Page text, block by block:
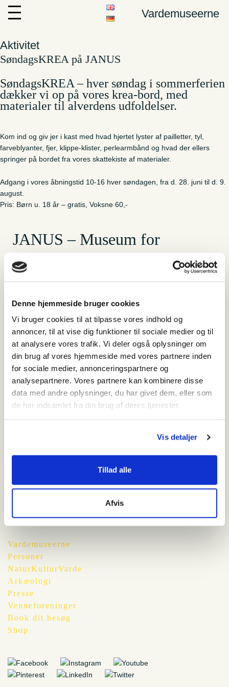
Denne hjemmeside bruger cookies
Vi bruger cookies til at tilpasse vores indhold og
annoncer, til at vise dig funktioner til sociale medier og til
at analysere vores trafik. Vi deler også oplysninger om
din brug af vores hjemmeside med vores partnere inden
for sociale medier, annonceringspartnere og
analysepartnere. Vores partnere kan kombinere disse
data med andre oplysninger, du har givet dem, eller som
de har indsamlet fra din brug af deres tjenester.
Vis detaljer
Tillad alle
Afvis
Vardemuseerne
Aktivitet
SøndagsKREA på JANUS
SøndagsKREA – hver søndag i sommerferien
dækker vi op på vores krea-bord, med
materialer til alverdens udfoldelser.
Kom ind og giv jer i kast med hvad hjertet lyster af pailletter, tyl,
farveblyanter, fjer, klippe-klister, perlearmbånd og hvad der ellers
springer på bordet fra vores skattekiste af materialer.
Adgang i vores åbningstid 10-16 hver søndagen, fra d. 28. juni til d. 9.
august.
Pris: Børn u. 18 år – gratis, Voksne 60,-
JANUS – Museum for
Samtidskunst
Hvornår
søndag den 9. august 2026 - 10:00-16:00
Hvor
Lærkevej 25
6862 Tistrup
Reception: 75 29 98 25
Administration:
75 29 98 25
Vardemuseerne
Personer
NaturKulturVarde
Arkæologi
Presse
Venneforeninger
Book dit besøg
Shop